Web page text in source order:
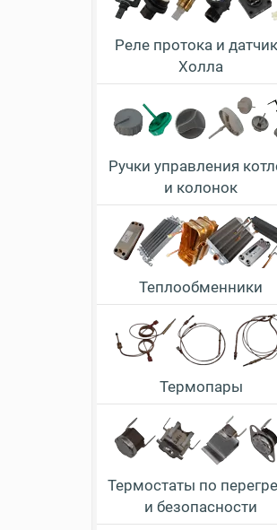
Реле протока и
Холла
Ручки управления
и колонок
Теплообменники
Термопары
Термостаты по
и безопасности